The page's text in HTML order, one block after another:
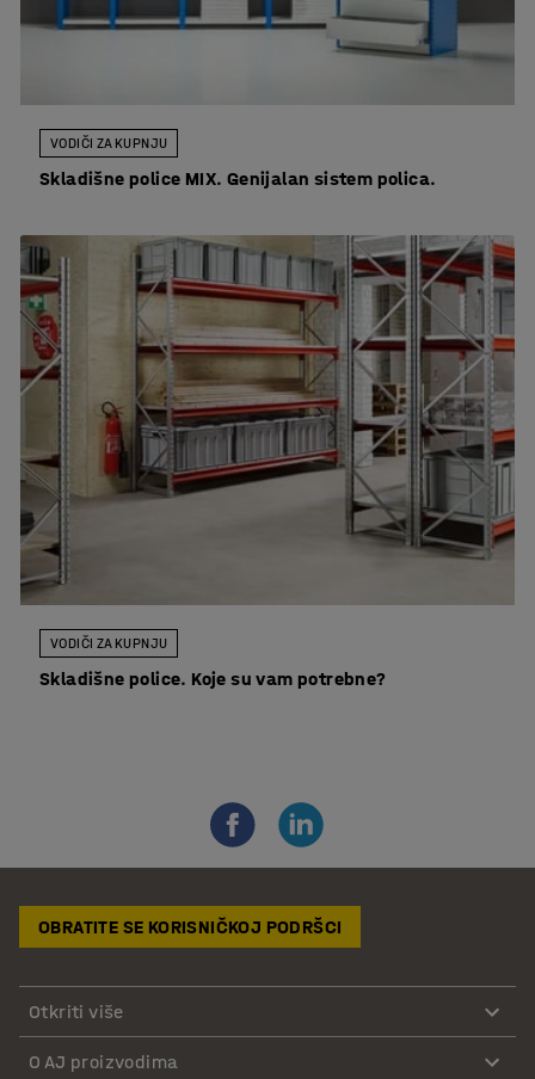
VODIČI ZA KUPNJU
Skladišne police MIX. Genijalan sistem polica.
VODIČI ZA KUPNJU
Skladišne police. Koje su vam potrebne?
OBRATITE SE KORISNIČKOJ PODRŠCI
Otkriti više
O AJ proizvodima